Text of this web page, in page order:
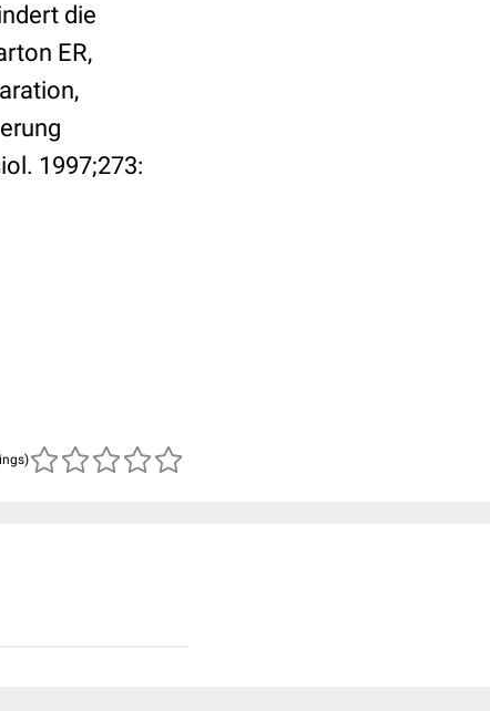
die
ER,
1997;273: